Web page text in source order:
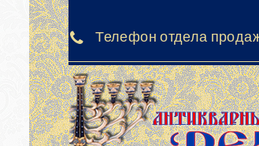
Телефон отдела